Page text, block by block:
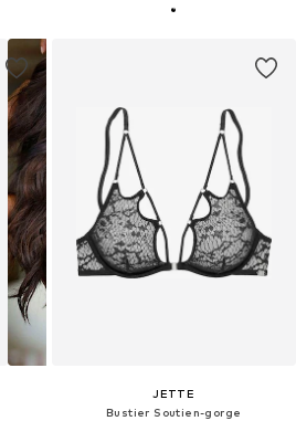
JETTE
Bustier Soutien-gorge